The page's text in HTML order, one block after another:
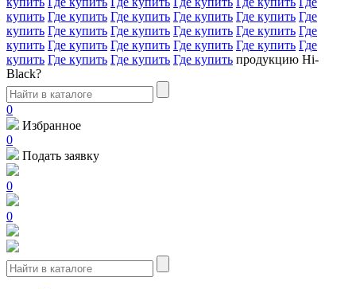
купить Где купить Где купить Где купить Где купить Где
купить Где купить Где купить Где купить Где купить Где
купить Где купить Где купить Где купить Где купить Где
купить Где купить Где купить Где купить продукцию Hi-
Black?
0
Избранное
0
Подать заявку
0
0